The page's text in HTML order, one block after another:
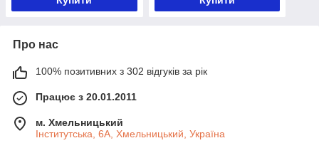
Про нас
100% позитивних з 302 відгуків за рік
Працює з 20.01.2011
м. Хмельницький
Інститутська, 6А, Хмельницький, Україна